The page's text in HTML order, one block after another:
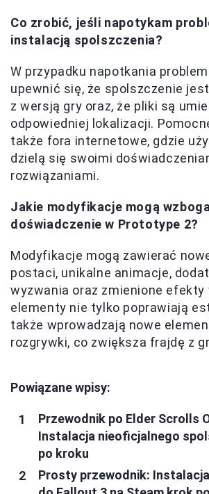
Co zrobić, jeśli napotykam
instalacją spolszczenia?
W przypadku napotkania
upewnić się, że spolszczenie
z wersją gry oraz, że pliki są
odpowiedniej lokalizacji.
także fora internetowe, gdzie
dzielą się swoimi
rozwiązaniami.
Jakie modyfikacje mogą
doświadczenie w Prototype 2?
Modyfikacje mogą zawierać
postaci, unikalne animacje,
wyzwania oraz zmienione efekty
elementy nie tylko poprawiają
także wprowadzają nowe
rozgrywki, co zwiększa frajdę z
Powiązane wpisy:
Przewodnik po Elder Scrolls
Instalacja nieoficjalnego
po kroku
Prosty przewodnik: